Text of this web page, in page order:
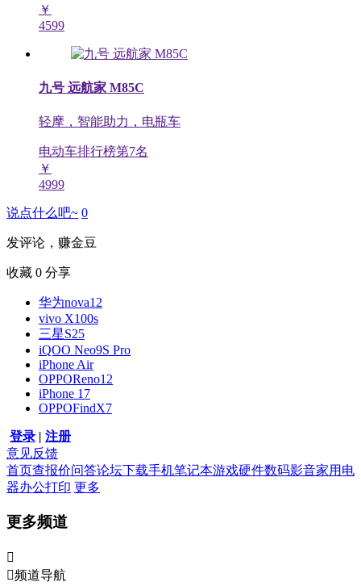
￥
4599
九号 远航家 M85C
轻摩，智能助力，电瓶车
电动车排行榜第7名
￥
4999
说点什么吧~ 0
发评论，赚金豆
收藏 0 分享
华为nova12
vivo X100s
三星S25
iQOO Neo9S Pro
iPhone Air
OPPOReno12
iPhone 17
OPPOFindX7
登录 | 注册
意见反馈
首页查报价问答论坛下载手机笔记本游戏硬件数码影音家用电
器办公打印 更多
更多频道

频道导航